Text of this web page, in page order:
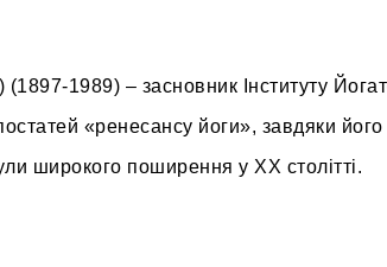
1989) – засновник Інституту
«ренесансу йоги», завдяки його
широкого поширення у XX столітті.